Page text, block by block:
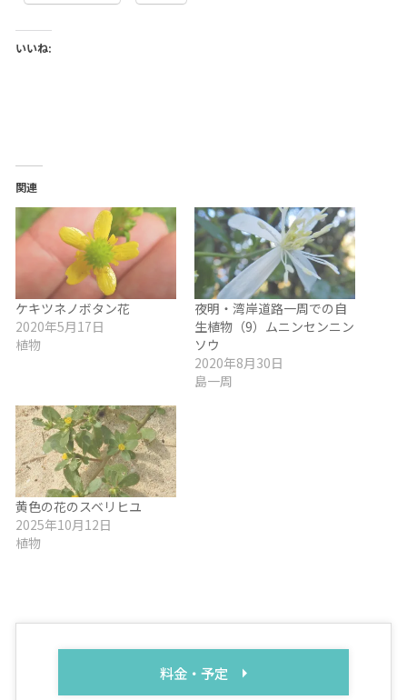
いいね:
関連
ケキツネノボタン花
2020年5月17日
植物
夜明・湾岸道路一周での自
生植物（9）ムニンセンニン
ソウ
2020年8月30日
島一周
黄色の花のスベリヒユ
2025年10月12日
植物
料金・予定